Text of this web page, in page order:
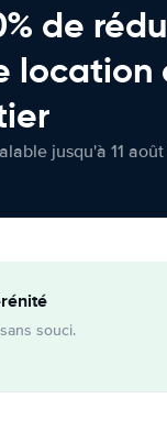
de
location
jusqu'à 11
souci.